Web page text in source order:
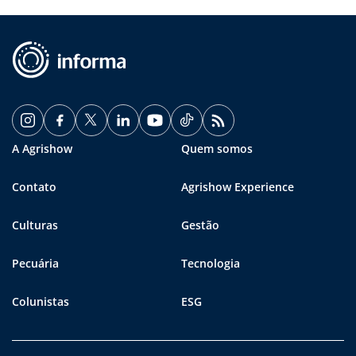
A Agrishow Quem somos
Contato Agrishow Experience
Culturas Gestão
Pecuária Tecnologia
Colunistas ESG